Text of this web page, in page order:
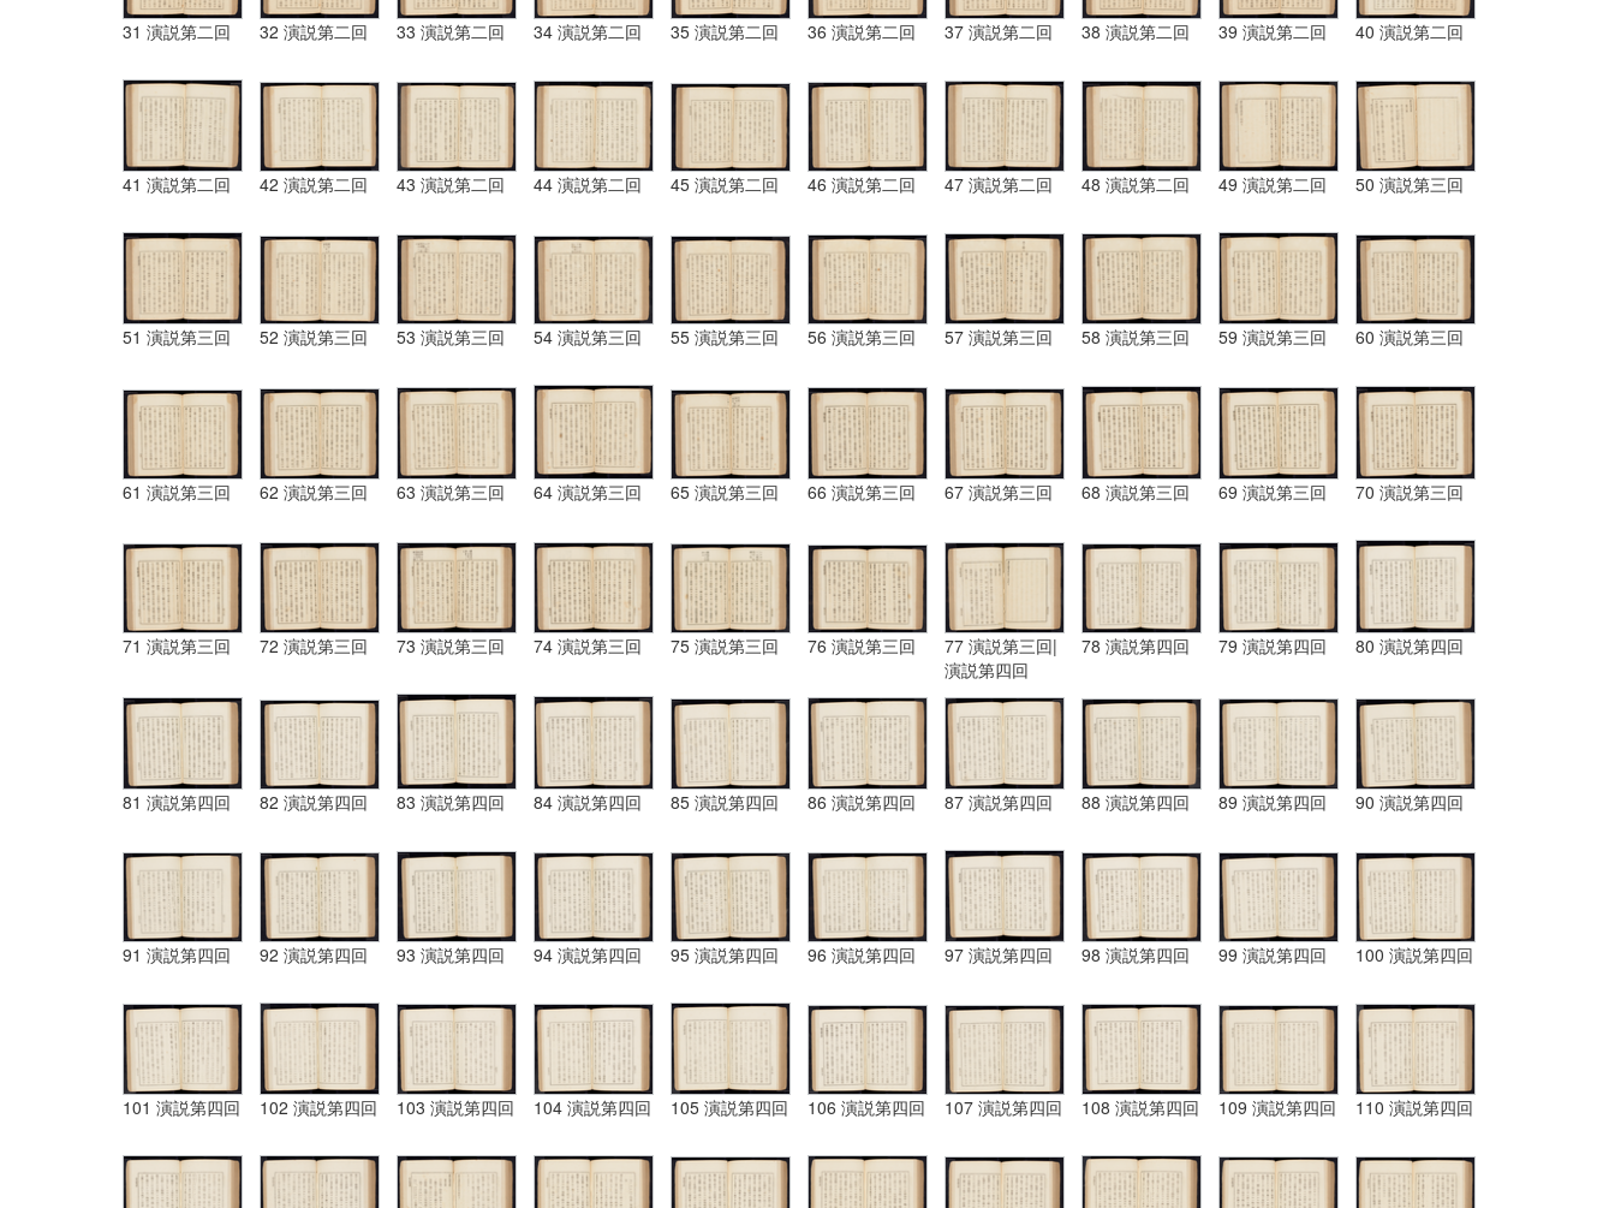
31 演説第二回 32 演説第二回 33 演説第二回 34 演説第二回 35 演説第二回 36 演説第二回 37 演説第二回 38 演説第二回 39 演説第二回 40 演説第二回
41 演説第二回 42 演説第二回 43 演説第二回 44 演説第二回 45 演説第二回 46 演説第二回 47 演説第二回 48 演説第二回 49 演説第二回 50 演説第三回
51 演説第三回 52 演説第三回 53 演説第三回 54 演説第三回 55 演説第三回 56 演説第三回 57 演説第三回 58 演説第三回 59 演説第三回 60 演説第三回
61 演説第三回 62 演説第三回 63 演説第三回 64 演説第三回 65 演説第三回 66 演説第三回 67 演説第三回 68 演説第三回 69 演説第三回 70 演説第三回
71 演説第三回 72 演説第三回 73 演説第三回 74 演説第三回 75 演説第三回 76 演説第三回
77 演説第三回|
演説第四回
78 演説第四回 79 演説第四回 80 演説第四回
81 演説第四回 82 演説第四回 83 演説第四回 84 演説第四回 85 演説第四回 86 演説第四回 87 演説第四回 88 演説第四回 89 演説第四回 90 演説第四回
91 演説第四回 92 演説第四回 93 演説第四回 94 演説第四回 95 演説第四回 96 演説第四回 97 演説第四回 98 演説第四回 99 演説第四回 100 演説第四回
101 演説第四回 102 演説第四回 103 演説第四回 104 演説第四回 105 演説第四回 106 演説第四回 107 演説第四回 108 演説第四回 109 演説第四回 110 演説第四回